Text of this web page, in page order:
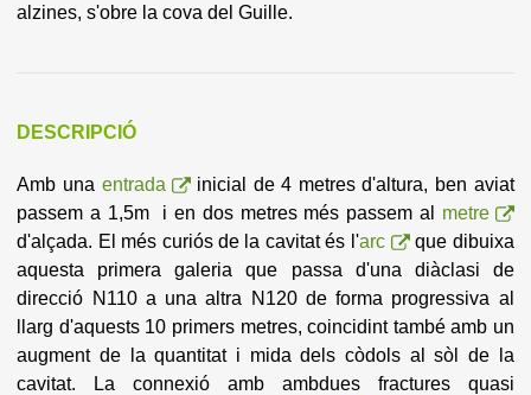
alzines, s'obre la cova del Guille.
DESCRIPCIÓ
Amb una entrada
inicial de 4 metres d'altura, ben aviat
passem a 1,5m i en dos metres més passem al metre
d'alçada. El més curiós de la cavitat és l'arc
que dibuixa
aquesta primera galeria que passa d'una diàclasi de
direcció N110 a una altra N120 de forma progressiva al
llarg d'aquests 10 primers metres, coincidint també amb un
augment de la quantitat i mida dels còdols al sòl de la
cavitat. La connexió amb ambdues fractures quasi